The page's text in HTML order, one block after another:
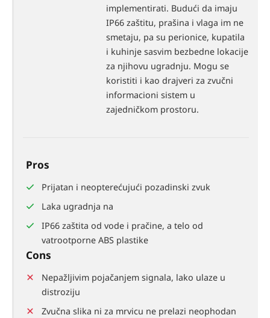
implementirati. Budući da imaju
IP66 zaštitu, prašina i vlaga im ne
smetaju, pa su perionice, kupatila
i kuhinje sasvim bezbedne lokacije
za njihovu ugradnju. Mogu se
koristiti i kao drajveri za zvučni
informacioni sistem u
zajedničkom prostoru.
Pros
Prijatan i neopterećujući pozadinski zvuk
Laka ugradnja na
IP66 zaštita od vode i pračine, a telo od
vatrootporne ABS plastike
Cons
Nepažljivim pojačanjem signala, lako ulaze u
distroziju
Zvučna slika ni za mrvicu ne prelazi neophodan